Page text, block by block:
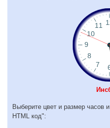
Выберите цвет и размер часов
HTML код":